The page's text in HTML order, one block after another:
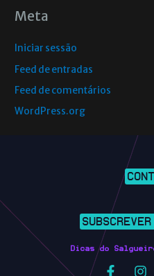
Meta
Iniciar sessão
Feed de entradas
Feed de comentários
WordPress.org
Dicas do